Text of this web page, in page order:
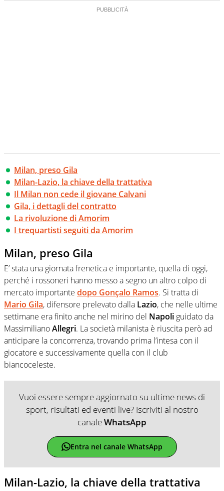
Milan, preso Gila
Milan-Lazio, la chiave della trattativa
Il Milan non cede il giovane Calvani
Gila, i dettagli del contratto
La rivoluzione di Amorim
I trequartisti seguiti da Amorim
Milan, preso Gila
E’ stata una giornata frenetica e importante, quella di oggi,
perché i rossoneri hanno messo a segno un altro colpo di
mercato importante dopo Gonçalo Ramos. Si tratta di
Mario Gila, difensore prelevato dalla Lazio, che nelle ultime
settimane era finito anche nel mirino del Napoli guidato da
MassimilianoAllegri. La società milanista è riuscita però ad
anticipare la concorrenza, trovando prima l’intesa con il
giocatore e successivamente quella con il club
biancoceleste.
Vuoi essere sempre aggiornato su ultime news di
sport, risultati ed eventi live? Iscriviti al nostro
canaleWhatsApp
Entra nel canale WhatsApp
Milan-Lazio, la chiave della trattativa